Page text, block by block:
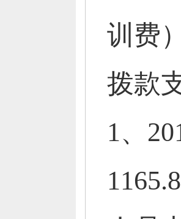
训费
拨款
1、